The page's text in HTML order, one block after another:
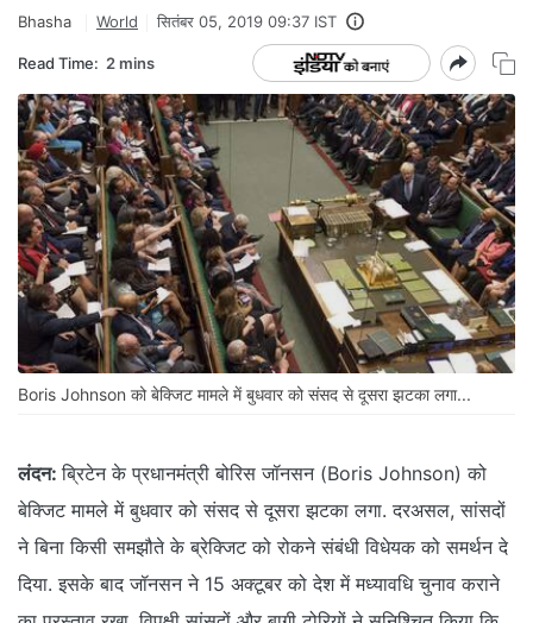
Bhasha World सितंबर 05, 2019 09:37 IST
Read Time: 2 mins
Boris Johnson को बेक्जिट मामले में बुधवार को संसद से दूसरा झटका लगा...
लंदन: ब्रिटेन के प्रधानमंत्री बोरिस जॉनसन (Boris Johnson) को
बेक्जिट मामले में बुधवार को संसद से दूसरा झटका लगा. दरअसल, सांसदों
ने बिना किसी समझौते के ब्रेक्जिट को रोकने संबंधी विधेयक को समर्थन दे
दिया. इसके बाद जॉनसन ने 15 अक्टूबर को देश में मध्यावधि चुनाव कराने